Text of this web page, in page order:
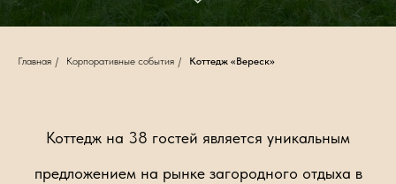
Главная / Корпоративные события / Коттедж «Вереск»
Коттедж на 38 гостей является уникальным
предложением на рынке загородного отдыха в